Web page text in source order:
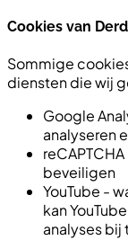
Cookies van
Sommige
diensten die wij
Google
analyseren
beveiligen
YouTube -
kan
analyses bij